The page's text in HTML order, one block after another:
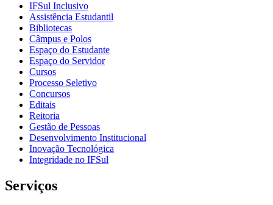
IFSul Inclusivo
Assistência Estudantil
Bibliotecas
Câmpus e Polos
Espaço do Estudante
Espaço do Servidor
Cursos
Processo Seletivo
Concursos
Editais
Reitoria
Gestão de Pessoas
Desenvolvimento Institucional
Inovação Tecnológica
Integridade no IFSul
Serviços